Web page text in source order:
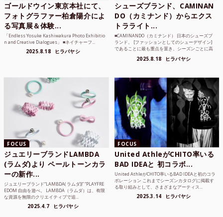
ゴールドウイン東京本社にて、
フォトグラファー柏倉陽介によ
る写真展＆体験...
「Endless Yosuke Kashiwakura Photo Exhibitio
n and Creative Dialogues」 ■ネイチャーフ...
2025.8.18 ヒラバヤシ
シューズブランド、CAMINAN
DO（カミナンド）からエクス
トラライト...
■CAMINANDO（カミナンド） 日本のシューズブ
ランド。 [ファッションとしてのシューデザイン]
であることに最も重点を置き、シーズンごとに高
2025.8.18 ヒラバヤシ
FOCUS
ジュエリーブランドLAMBDA
(ラムダ)より ペールトーンカラ
ーの新作...
ジュエリーブランド“LAMBDA( ラムダ))” “PLAYFRE
EDOM 自由を遊べ。 LAMBDA（ラムダ）は、有限
な資源を無限のクリエイティブで追...
2025.4.7 ヒラバヤシ
FOCUS
United AthleがCHITO率いる
BAD IDEAと 初コラボ...
United AthleがCHITO率いるBAD IDEAと初のコラ
ボレーション これまでシーズンカタログに掲載す
る取り組みとして、さまざまなアーティス...
2025.3.14 ヒラバヤシ